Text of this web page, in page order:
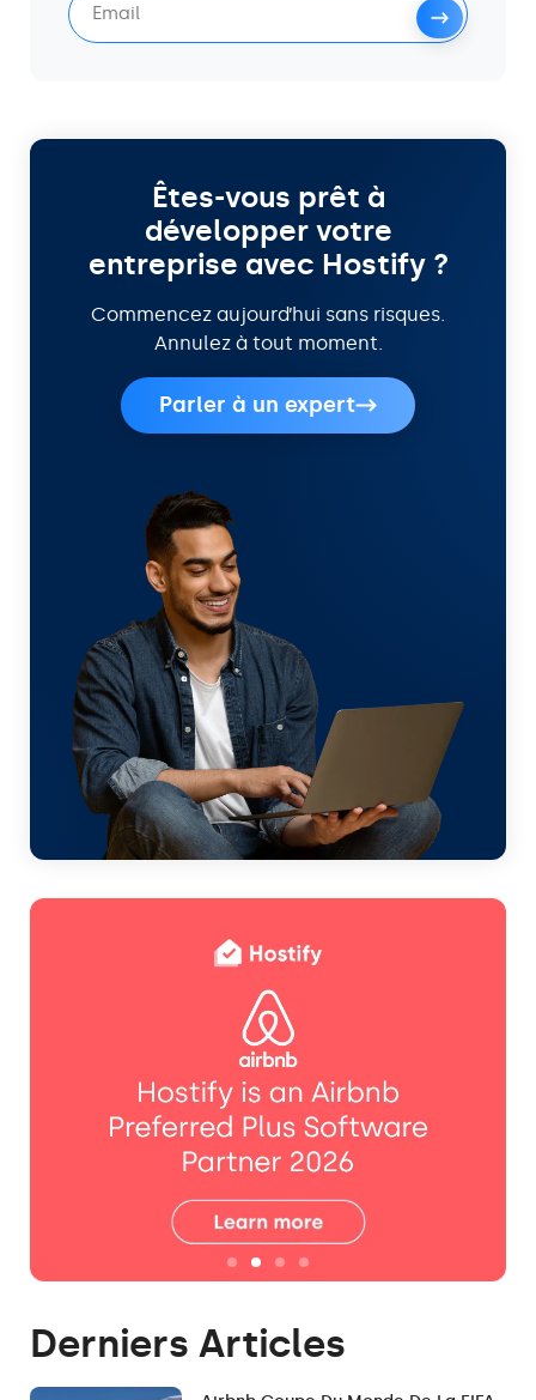
Êtes-vous prêt à
développer votre
entreprise avec Hostify ?
Commencez aujourd’hui sans risques.
Annulez à tout moment.
Parler à un expert
Derniers Articles